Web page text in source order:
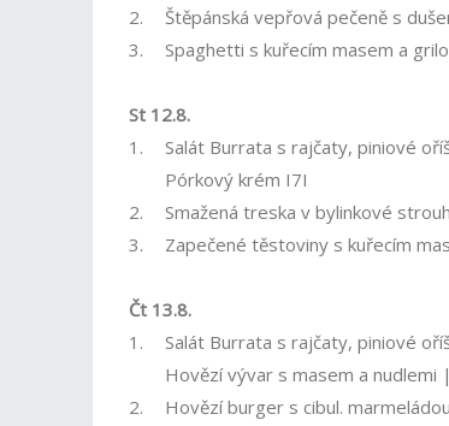
2.
Štěpánská vepřová pečeně s
3.
Spaghetti s kuřecím masem a
St 12.8.
1.
Salát Burrata s rajčaty, piniové
Pórkový krém I7I
2.
Smažená treska v bylinkové
3.
Zapečené těstoviny s kuřecím
Čt 13.8.
1.
Salát Burrata s rajčaty, piniové
Hovězí vývar s masem a nudlemi
2.
Hovězí burger s cibul.